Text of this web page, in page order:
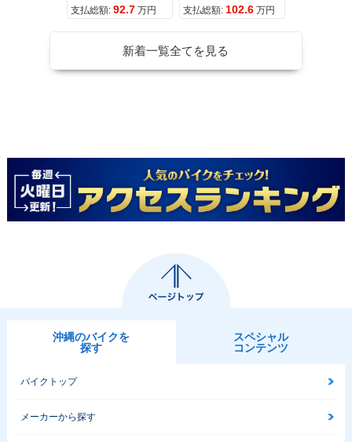
支払総額: 92.7 万円
支払総額: 102.6 万円
新着一覧全てを見る
沖縄のバイクを
探す
スペシャル
コンテンツ
バイクトップ
メーカーから探す